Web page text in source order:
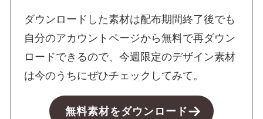
ダウンロードした素材は配布期間終了後でも
自分のアカウントページから無料で再ダウン
ロードできるので、今週限定のデザイン素材
は今のうちにぜひチェックしてみて。
無料素材をダウンロード